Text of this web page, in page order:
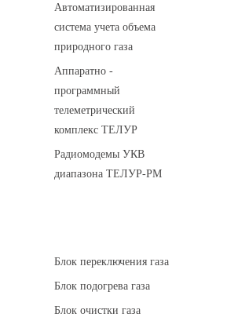
Автоматизированная
система учета объема
природного газа
Аппаратно -
программный
телеметрический
комплекс ТЕЛУР
Радиомодемы УКВ
диапазона ТЕЛУР-РМ
Блок переключения газа
Блок подогрева газа
Блок очистки газа